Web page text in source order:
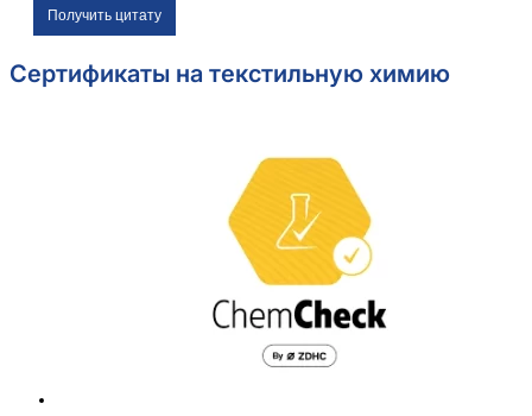
Получить цитату
Сертификаты на текстильную химию